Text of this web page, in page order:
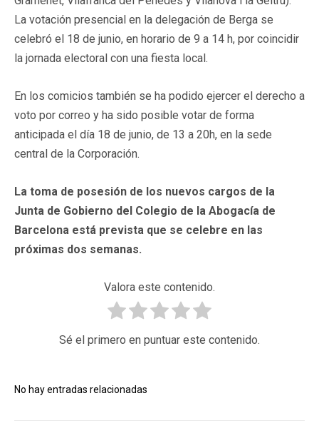
La votación presencial en la delegación de Berga se
celebró el 18 de junio, en horario de 9 a 14 h, por coincidir
la jornada electoral con una fiesta local.
En los comicios también se ha podido ejercer el derecho a
voto por correo y ha sido posible votar de forma
anticipada el día 18 de junio, de 13 a 20h, en la sede
central de la Corporación.
La toma de posesión de los nuevos cargos de la
Junta de Gobierno del Colegio de la Abogacía de
Barcelona está prevista que se celebre en las
próximas dos semanas.
Valora este contenido.
Sé el primero en puntuar este contenido.
No hay entradas relacionadas